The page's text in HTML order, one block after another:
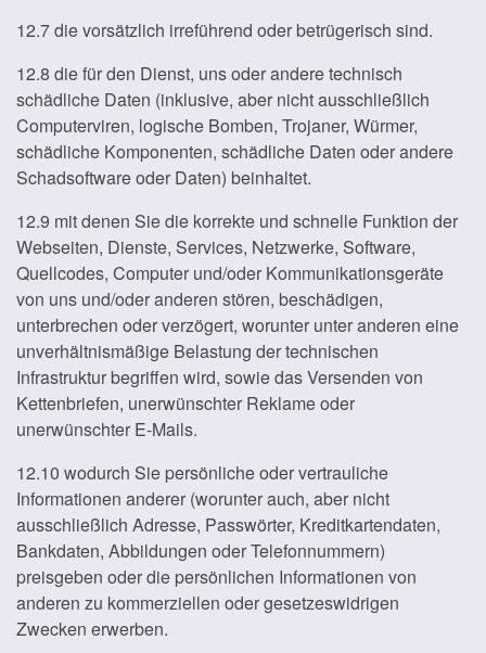
12.7 die vorsätzlich irreführend oder betrügerisch sind.
12.8 die für den Dienst, uns oder andere technisch
schädliche Daten (inklusive, aber nicht ausschließlich
Computerviren, logische Bomben, Trojaner, Würmer,
schädliche Komponenten, schädliche Daten oder andere
Schadsoftware oder Daten) beinhaltet.
12.9 mit denen Sie die korrekte und schnelle Funktion der
Webseiten, Dienste, Services, Netzwerke, Software,
Quellcodes, Computer und/oder Kommunikationsgeräte
von uns und/oder anderen stören, beschädigen,
unterbrechen oder verzögert, worunter unter anderen eine
unverhältnismäßige Belastung der technischen
Infrastruktur begriffen wird, sowie das Versenden von
Kettenbriefen, unerwünschter Reklame oder
unerwünschter E-Mails.
12.10 wodurch Sie persönliche oder vertrauliche
Informationen anderer (worunter auch, aber nicht
ausschließlich Adresse, Passwörter, Kreditkartendaten,
Bankdaten, Abbildungen oder Telefonnummern)
preisgeben oder die persönlichen Informationen von
anderen zu kommerziellen oder gesetzeswidrigen
Zwecken erwerben.